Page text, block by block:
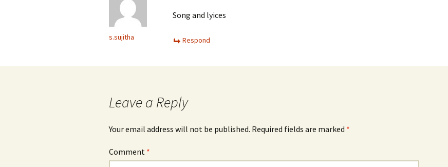
s.sujitha
Song and lyices
Respond
Leave a Reply
Your email address will not be published. Required fields are marked *
Comment *